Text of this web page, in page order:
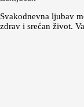
Svakodnevna ljubav
zdrav i srećan život.